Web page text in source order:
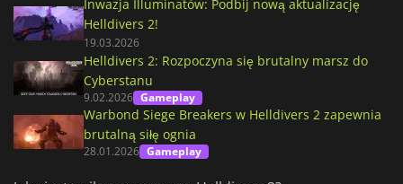
Inwazja Illuminatów: Podbij nową aktualizację
Helldivers 2!
19.03.2026
Helldivers 2: Rozpoczyna się brutalny marsz do
Cyberstanu
9.02.2026 Gameplay
Warbond Siege Breakers w Helldivers 2 zapewnia
brutalną siłę ognia
28.01.2026 Gameplay